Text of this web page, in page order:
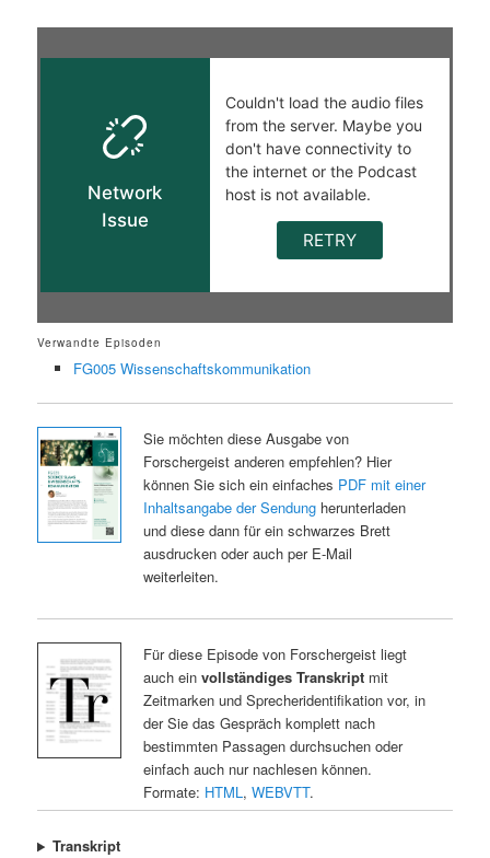
n
Verwandte Episoden
FG005 Wissenschaftskommunikation
Sie möchten diese Ausgabe von
Forschergeist anderen empfehlen? Hier
können Sie sich ein einfaches PDF mit einer
Inhaltsangabe der Sendungherunterladen
und diese dann für ein schwarzes Brett
ausdrucken oder auch per E-Mail
weiterleiten.
Für diese Episode von Forschergeist liegt
auch ein vollständiges Transkriptmit
Zeitmarken und Sprecheridentifikation vor, in
der Sie das Gespräch komplett nach
bestimmten Passagen durchsuchen oder
einfach auch nur nachlesen können.
Formate: HTML , WEBVTT.
Transkript